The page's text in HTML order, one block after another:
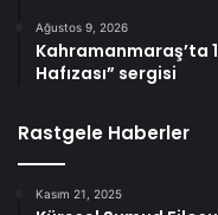
Ağustos 9, 2026
Kahramanmaraş’ta
Hafızası” sergisi
Rastgele Haberler
Kasım 21, 2025